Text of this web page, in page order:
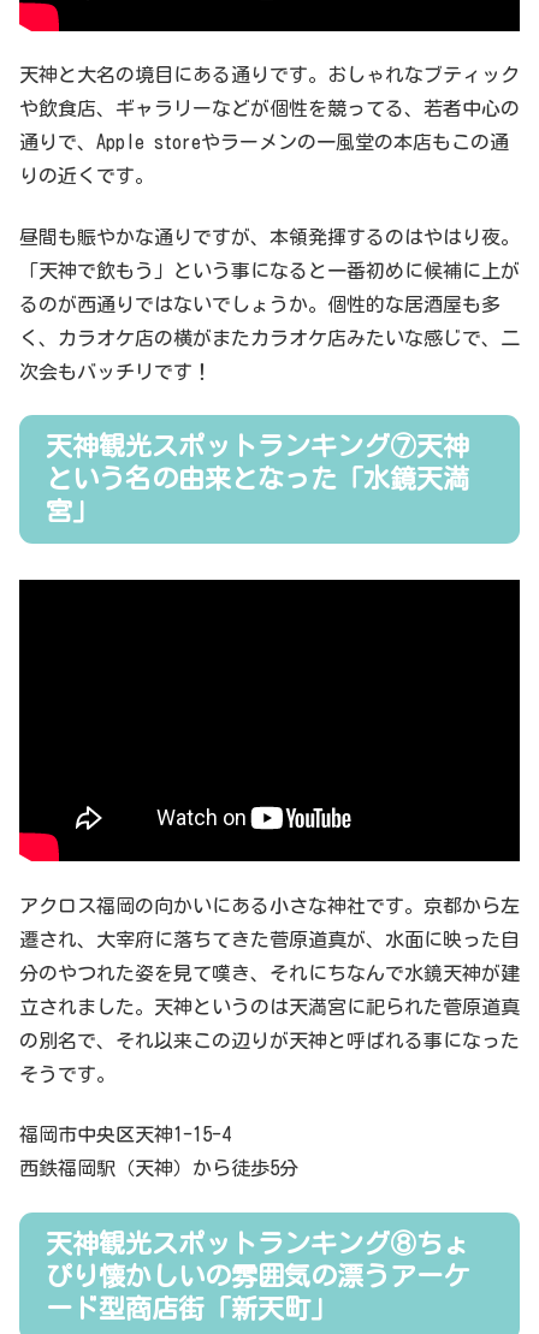
天神と大名の境目にある通りです。おしゃれなブティック
や飲食店、ギャラリーなどが個性を競ってる、若者中心の
通りで、Apple storeやラーメンの一風堂の本店もこの通
りの近くです。
昼間も賑やかな通りですが、本領発揮するのはやはり夜。
「天神で飲もう」という事になると一番初めに候補に上が
るのが西通りではないでしょうか。個性的な居酒屋も多
く、カラオケ店の横がまたカラオケ店みたいな感じで、二
次会もバッチリです！
天神観光スポットランキング⑦天神
という名の由来となった「水鏡天満
宮」
アクロス福岡の向かいにある小さな神社です。京都から左
遷され、大宰府に落ちてきた菅原道真が、水面に映った自
分のやつれた姿を見て嘆き、それにちなんで水鏡天神が建
立されました。天神というのは天満宮に祀られた菅原道真
の別名で、それ以来この辺りが天神と呼ばれる事になった
そうです。
福岡市中央区天神1-15-4
西鉄福岡駅（天神）から徒歩5分
天神観光スポットランキング⑧ちょ
ぴり懐かしいの雰囲気の漂うアーケ
ード型商店街「新天町」